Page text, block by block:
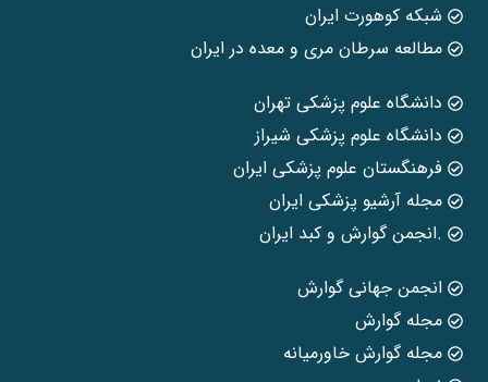
شبکه کوهورت ایران
مطالعه سرطان مری و معده در ایران
دانشگاه علوم پزشکی تهران
دانشگاه علوم پزشکی شیراز
فرهنگستان علوم پزشکی ایران
مجله آرشیو پزشکی ایران
.انجمن گوارش و کبد ایران
انجمن جهانی گوارش
مجله گوارش
مجله گوارش خاورمیانه